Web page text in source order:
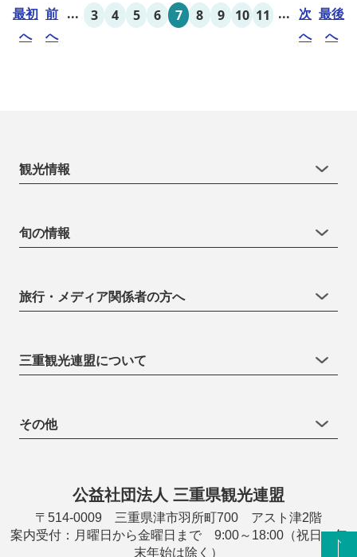
最初
へ
前
へ
... 3 4 5 6 7 8 9 10 11 ... 次
へ
最後
へ
観光情報
旬の情報
旅行・メディア関係者の方へ
三重観光連盟について
その他
公益社団法人 三重県観光連盟
〒514-0009 三重県津市羽所町700 アスト津2階
案内受付：月曜日から金曜日まで 9:00～18:00（祝日・年
末年始は除く）